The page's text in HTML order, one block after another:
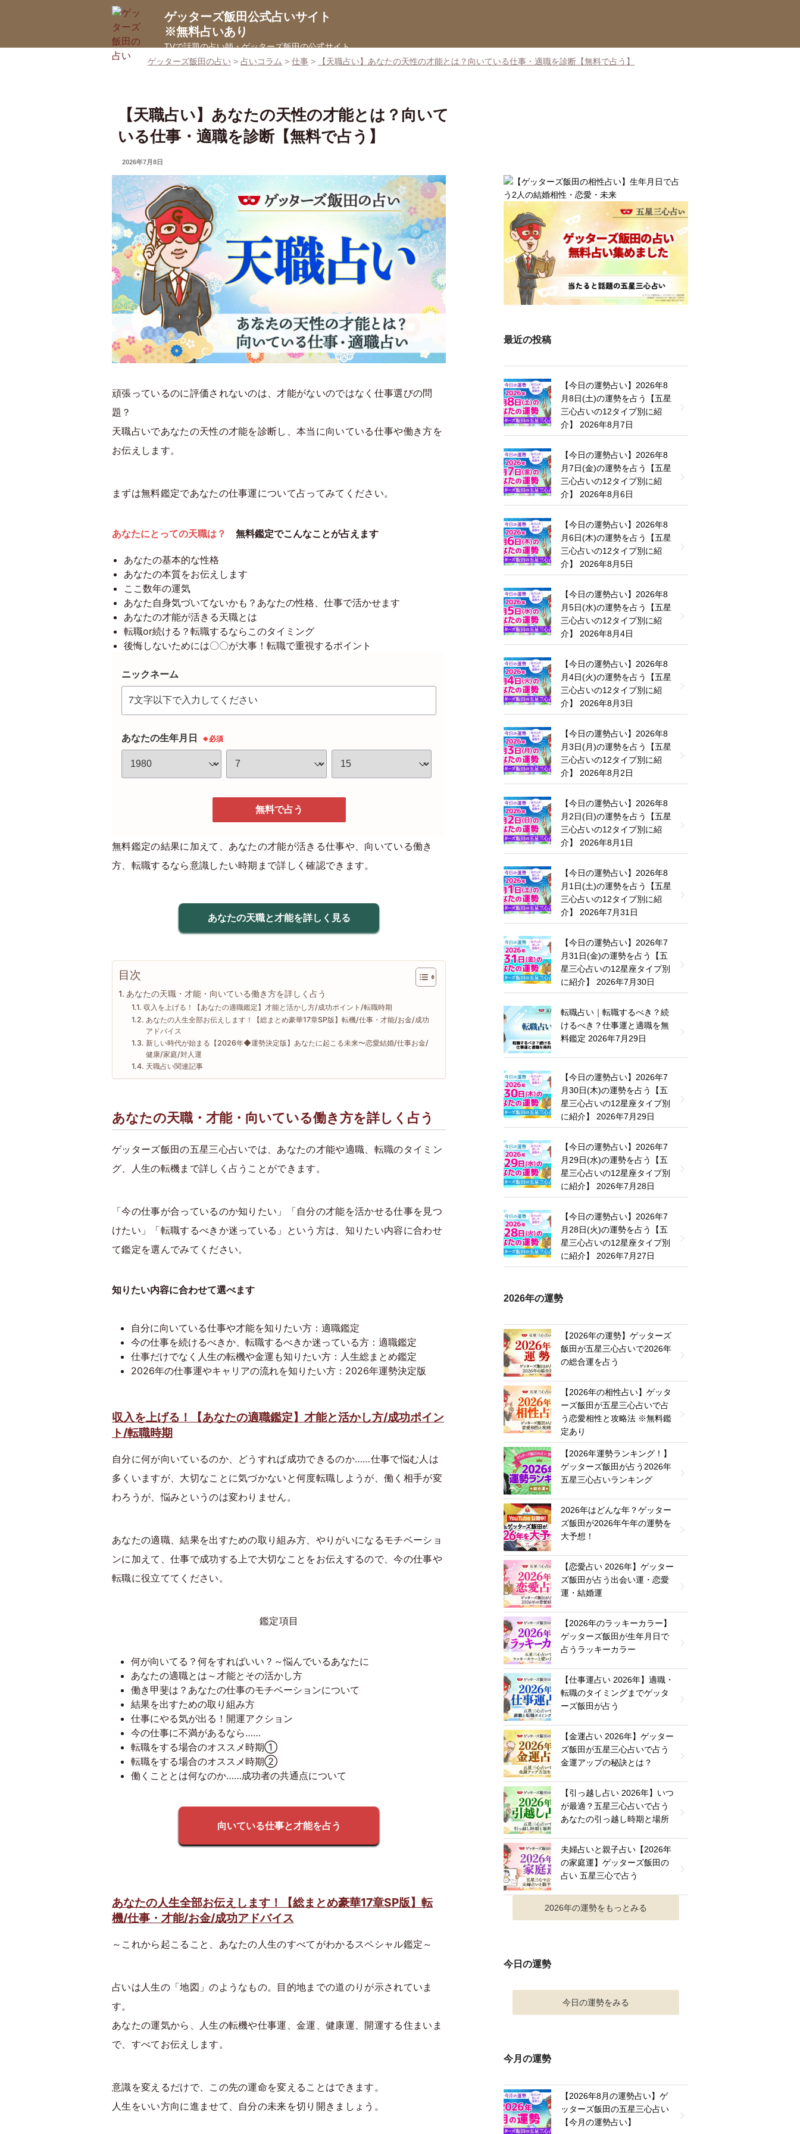
ン
ゲッターズ飯田公式占いサイト
※無料占いあり
TVで話題の占い師・ゲッターズ飯田の公式サイト
ゲッターズ飯田の占い > 占いコラム > 仕事 > 【天職占い】あなたの天性の才能とは？向いている仕事・適職を診断【無料で占う】
【天職占い】あなたの天性の才能とは？向いて
いる仕事・適職を診断【無料で占う】
UPDATED
2026年7月8日
頑張っているのに評価されないのは、才能がないのではなく仕事選びの問
題？
天職占いであなたの天性の才能を診断し、本当に向いている仕事や働き方を
お伝えします。
まずは無料鑑定であなたの仕事運について占ってみてください。
あなたにとっての天職は？ 無料鑑定でこんなことが占えます
あなたの基本的な性格
あなたの本質をお伝えします
ここ数年の運気
あなた自身気づいてないかも？あなたの性格、仕事で活かせます
あなたの才能が活きる天職とは
転職or続ける？転職するならこのタイミング
後悔しないためには〇〇が大事！転職で重視するポイント
ニックネーム
あなたの生年月日 ※必須
無料で占う
無料鑑定の結果に加えて、あなたの才能が活きる仕事や、向いている働き
方、転職するなら意識したい時期まで詳しく確認できます。
あなたの天職と才能を詳しく見る
目次
あなたの天職・才能・向いている働き方を詳しく占う
収入を上げる！【あなたの適職鑑定】才能と活かし方/成功ポイント/転職時期
あなたの人生全部お伝えします！【総まとめ豪華17章SP版】転機/仕事・才能/お金/成功
アドバイス
新しい時代が始まる【2026年◆運勢決定版】あなたに起こる未来〜恋愛結婚/仕事お金/
健康/家庭/対人運
天職占い関連記事
あなたの天職・才能・向いている働き方を詳しく占う
ゲッターズ飯田の五星三心占いでは、あなたの才能や適職、転職のタイミン
グ、人生の転機まで詳しく占うことができます。
「今の仕事が合っているのか知りたい」「自分の才能を活かせる仕事を見つ
けたい」「転職するべきか迷っている」という方は、知りたい内容に合わせ
て鑑定を選んでみてください。
知りたい内容に合わせて選べます
自分に向いている仕事や才能を知りたい方：適職鑑定
今の仕事を続けるべきか、転職するべきか迷っている方：適職鑑定
仕事だけでなく人生の転機や金運も知りたい方：人生総まとめ鑑定
2026年の仕事運やキャリアの流れを知りたい方：2026年運勢決定版
収入を上げる！【あなたの適職鑑定】才能と活かし方/成功ポイン
ト/転職時期
自分に何が向いているのか、どうすれば成功できるのか……仕事で悩む人は
多くいますが、大切なことに気づかないと何度転職しようが、働く相手が変
わろうが、悩みというのは変わりません。
あなたの適職、結果を出すための取り組み方、やりがいになるモチベーショ
ンに加えて、仕事で成功する上で大切なことをお伝えするので、今の仕事や
転職に役立ててください。
鑑定項目
何が向いてる？何をすればいい？～悩んでいるあなたに
あなたの適職とは～才能とその活かし方
働き甲斐は？あなたの仕事のモチベーションについて
結果を出すための取り組み方
仕事にやる気が出る！開運アクション
今の仕事に不満があるなら……
転職をする場合のオススメ時期①
転職をする場合のオススメ時期②
働くこととは何なのか……成功者の共通点について
向いている仕事と才能を占う
あなたの人生全部お伝えします！【総まとめ豪華17章SP版】転
機/仕事・才能/お金/成功アドバイス
～これから起こること、あなたの人生のすべてがわかるスペシャル鑑定～
占いは人生の「地図」のようなもの。目的地までの道のりが示されていま
す。
あなたの運気から、人生の転機や仕事運、金運、健康運、開運する住まいま
で、すべてお伝えします。
意識を変えるだけで、この先の運命を変えることはできます。
人生をいい方向に進ませて、自分の未来を切り開きましょう。
最近の投稿
【今日の運勢占い】2026年8
月8日(土)の運勢を占う【五星
三心占いの12タイプ別に紹
介】
2026年8月7日
【今日の運勢占い】2026年8
月7日(金)の運勢を占う【五星
三心占いの12タイプ別に紹
介】
2026年8月6日
【今日の運勢占い】2026年8
月6日(木)の運勢を占う【五星
三心占いの12タイプ別に紹
介】
2026年8月5日
【今日の運勢占い】2026年8
月5日(水)の運勢を占う【五星
三心占いの12タイプ別に紹
介】
2026年8月4日
【今日の運勢占い】2026年8
月4日(火)の運勢を占う【五星
三心占いの12タイプ別に紹
介】
2026年8月3日
【今日の運勢占い】2026年8
月3日(月)の運勢を占う【五星
三心占いの12タイプ別に紹
介】
2026年8月2日
【今日の運勢占い】2026年8
月2日(日)の運勢を占う【五星
三心占いの12タイプ別に紹
介】
2026年8月1日
【今日の運勢占い】2026年8
月1日(土)の運勢を占う【五星
三心占いの12タイプ別に紹
介】
2026年7月31日
【今日の運勢占い】2026年7
月31日(金)の運勢を占う【五
星三心占いの12星座タイプ別
に紹介】
2026年7月30日
転職占い｜転職するべき？続
けるべき？仕事運と適職を無
料鑑定 2026年7月29日
【今日の運勢占い】2026年7
月30日(木)の運勢を占う【五
星三心占いの12星座タイプ別
に紹介】
2026年7月29日
【今日の運勢占い】2026年7
月29日(水)の運勢を占う【五
星三心占いの12星座タイプ別
に紹介】
2026年7月28日
【今日の運勢占い】2026年7
月28日(火)の運勢を占う【五
星三心占いの12星座タイプ別
に紹介】
2026年7月27日
2026年の運勢
【2026年の運勢】ゲッターズ
飯田が五星三心占いで2026年
の総合運を占う
【2026年の相性占い】ゲッタ
ーズ飯田が五星三心占いで占
う恋愛相性と攻略法 ※無料鑑
定あり
【2026年運勢ランキング！】
ゲッターズ飯田が占う2026年
五星三心占いランキング
2026年はどんな年？ゲッター
ズ飯田が2026年午年の運勢を
大予想！
【恋愛占い 2026年】ゲッター
ズ飯田が占う出会い運・恋愛
運・結婚運
【2026年のラッキーカラー】
ゲッターズ飯田が生年月日で
占うラッキーカラー
【仕事運占い 2026年】適職・
転職のタイミングまでゲッタ
ーズ飯田が占う
【金運占い 2026年】ゲッター
ズ飯田が五星三心占いで占う
金運アップの秘訣とは？
【引っ越し占い 2026年】いつ
が最適？五星三心占いで占う
あなたの引っ越し時期と場所
夫婦占いと親子占い【2026年
の家庭運】ゲッターズ飯田の
占い 五星三心で占う
2026年の運勢をもっとみる
今日の運勢
今日の運勢をみる
今月の運勢
【2026年8月の運勢占い】ゲ
ッターズ飯田の五星三心占い
【今月の運勢占い】